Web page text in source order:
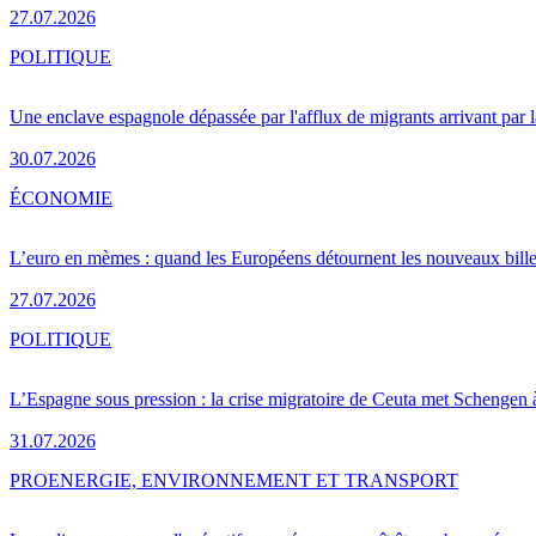
27.07.2026
Une enclave espagnole dépassée par l'afflux de migrants arrivant par
30.07.2026
POLITIQUE
L’euro en mèmes : quand les Européens détournent les nouveaux
27.07.2026
ÉCONOMIE
L’Espagne sous pression : la crise migratoire de Ceuta met Schengen
31.07.2026
POLITIQUE
PROENERGIE, ENVIRONNEMENT ET TRANSPORT